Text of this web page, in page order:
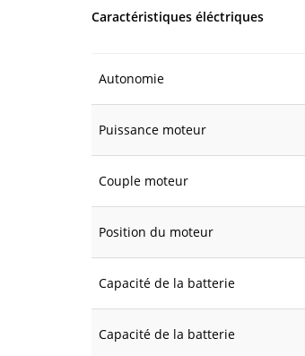
Caractéristiques éléctriques
Autonomie
Puissance moteur
Couple moteur
Position du moteur
Capacité de la batterie
Capacité de la batterie